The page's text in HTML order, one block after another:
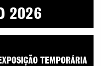
2026
EXPOSIÇÃO TEMPORÁRIA